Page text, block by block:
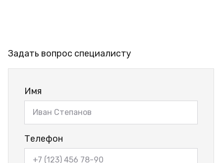
Задать вопрос специалисту
Имя
Телефон